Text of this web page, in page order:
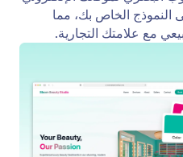
والتصميم
التصميم والقالب